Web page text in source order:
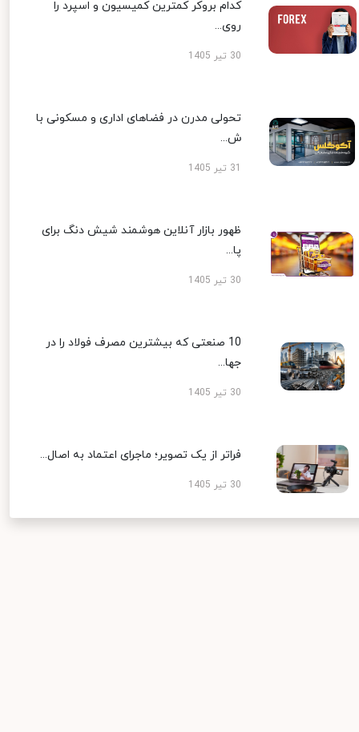
کدام بروکر کمترین کمیسیون و اسپرد را
روی...
30 تیر 1405
تحولی مدرن در فضاهای اداری و مسکونی با
ش...
ظهور بازار آنلاین هوشمند شیش دنگ برای
پا...
30 تیر 1405
10 صنعتی که بیشترین مصرف فولاد را در
جها...
30 تیر 1405
فراتر از یک تصویر؛ ماجرای اعتماد به اصال...
30 تیر 1405